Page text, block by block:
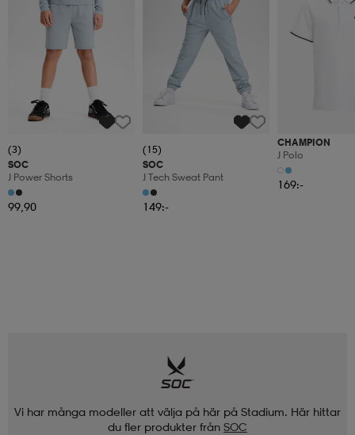
(3)
SOC
J Power Shorts
99,90
(15)
SOC
J Tech Sweat Pant
149:-
CHAMPION
J Polo
169:-
Vi har många modeller att välja på här på Stadium. Här hittar
du fler produkter från SOC